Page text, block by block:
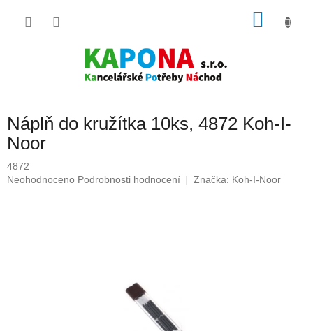
Náplň do kružítka 10ks, 4872 Koh-I-
Noor
4872
Průměrné
Neohodnoceno Podrobnosti hodnocení Značka: Koh-I-Noor